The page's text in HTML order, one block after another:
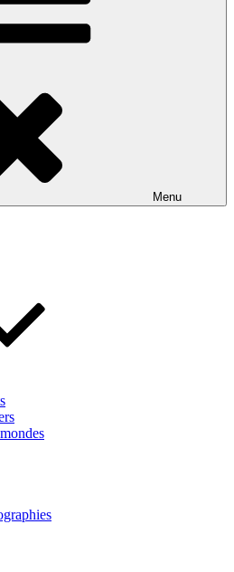
Menu